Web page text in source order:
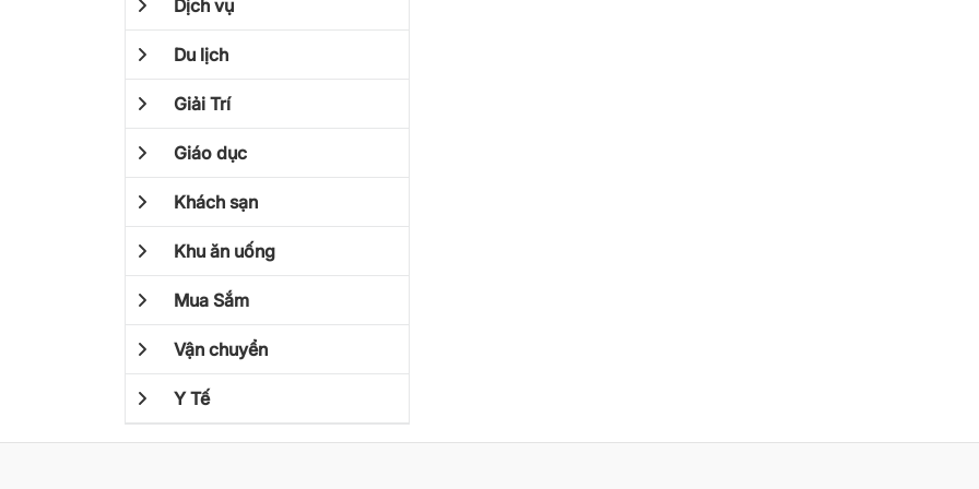
Dịch vụ
Du lịch
Giải Trí
Giáo dục
Khách sạn
Khu ăn uống
Mua Sắm
Vận chuyển
Y Tế